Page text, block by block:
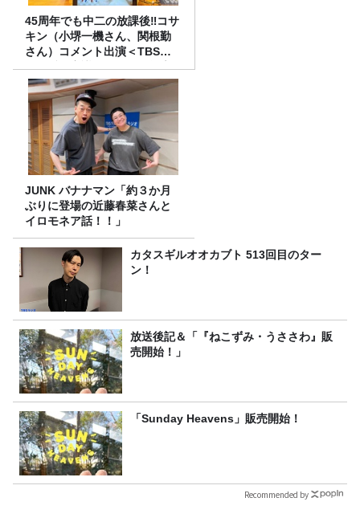
45周年でも中二の放課後‼コサ
キン（小堺一機さん、関根勤
さん）コメント出演＜TBSラ
ジオ番組審議会からのご報告
＞
JUNK バナナマン「約３か月
ぶりに登場の近藤春菜さんと
イロモネア話！！」
カタスギルオオカブト 513回目のター
ン！
放送後記＆「『ねこずみ・うささわ』販
売開始！」
「Sunday Heavens」販売開始！
Recommended by